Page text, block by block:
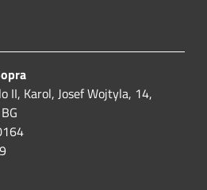
II, Karol, Josef Wojtyla, 14,